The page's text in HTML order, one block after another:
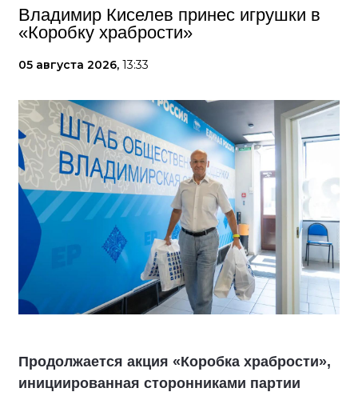
Владимир Киселев принес игрушки в
«Коробку храбрости»
05 августа 2026, 13:33
Продолжается акция «Коробка храбрости»,
инициированная сторонниками партии